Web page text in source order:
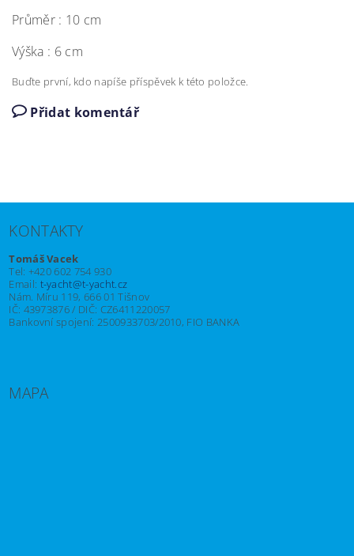
Průměr : 10 cm
Výška : 6 cm
Buďte první, kdo napíše příspěvek k této položce.
Přidat komentář
KONTAKTY
Tomáš Vacek
Tel: +420 602 754 930
Email: t-yacht@t-yacht.cz
Nám. Míru 119, 666 01 Tišnov
IČ: 43973876 / DIČ: CZ6411220057
Bankovní spojení: 2500933703/2010, FIO BANKA
MAPA